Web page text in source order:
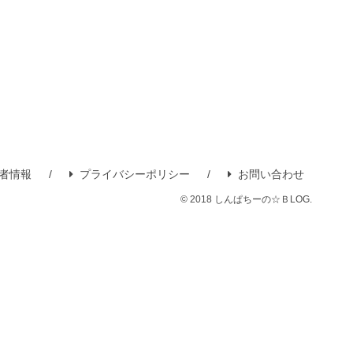
情報 プライバシーポリシー お問い合わせ
© 2018 しんぱちーの☆ＢLOG.